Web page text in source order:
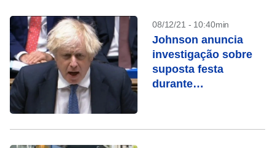
08/12/21 - 10:40min
Johnson anuncia
investigação sobre
suposta festa
durante